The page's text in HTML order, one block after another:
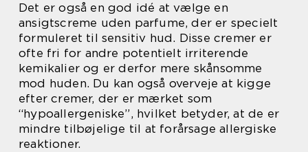
Det er også en god idé at vælge en
ansigtscreme uden parfume, der er specielt
formuleret til sensitiv hud. Disse cremer er
ofte fri for andre potentielt irriterende
kemikalier og er derfor mere skånsomme
mod huden. Du kan også overveje at kigge
efter cremer, der er mærket som
“hypoallergeniske”, hvilket betyder, at de er
mindre tilbøjelige til at forårsage allergiske
reaktioner.